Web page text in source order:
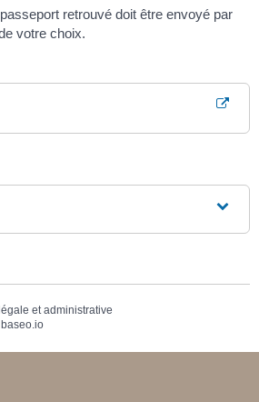
retrouvé doit être envoyé par
votre choix.
et administrative
baseo.io